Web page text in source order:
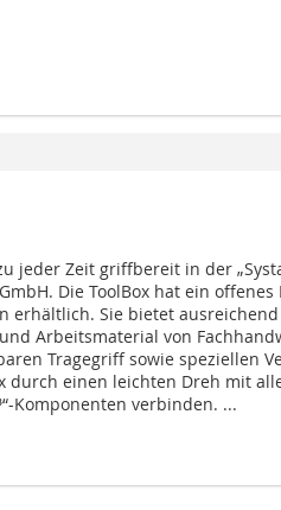
jeder Zeit griffbereit in der
Die ToolBox hat ein
erhältlich. Sie bietet
Arbeitsmaterial von
Tragegriff sowie speziellen
durch einen leichten Dreh mit
Komponenten verbinden. ...